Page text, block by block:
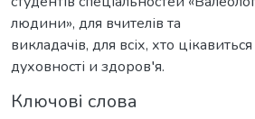
людини», для вчителів та
викладачів, для всіх, хто
духовності и здоров′я.
Ключові слова